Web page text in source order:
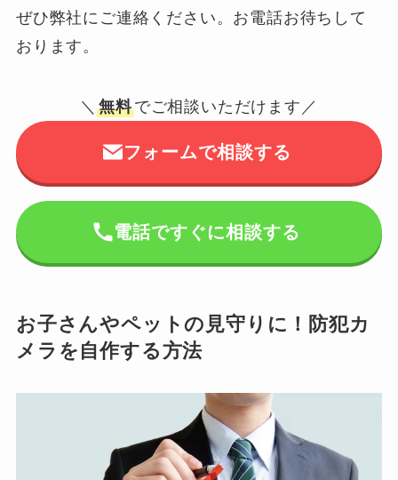
ぜひ弊社にご連絡ください。お電話お待ちして
おります。
＼無料でご相談いただけます／
フォームで相談する
電話ですぐに相談する
お子さんやペットの見守りに！防犯カ
メラを自作する方法